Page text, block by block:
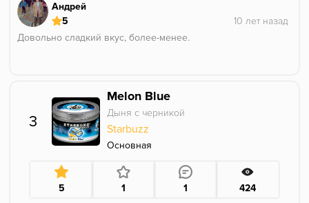
Андрей
5
Довольно сладкий вкус, более-менее.
3
Melon Blue
Дыня с черникой
Starbuzz
Основная
5 1 1 424